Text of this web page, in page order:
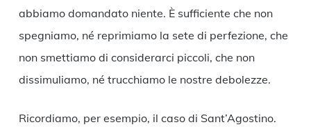
abbiamo domandato niente. È sufficiente che non
spegniamo, né reprimiamo la sete di perfezione, che
non smettiamo di considerarci piccoli, che non
dissimuliamo, né trucchiamo le nostre debolezze.
Ricordiamo, per esempio, il caso di Sant’Agostino.